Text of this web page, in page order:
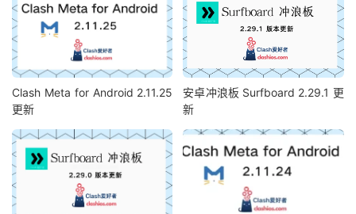
Clash Meta for Android 2.11.25
更新
安卓冲浪板 Surfboard 2.29.1 更
新